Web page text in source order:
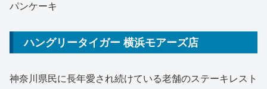
パンケーキ
ハングリータイガー 横浜モアーズ店
神奈川県民に長年愛され続けている老舗のステーキレスト